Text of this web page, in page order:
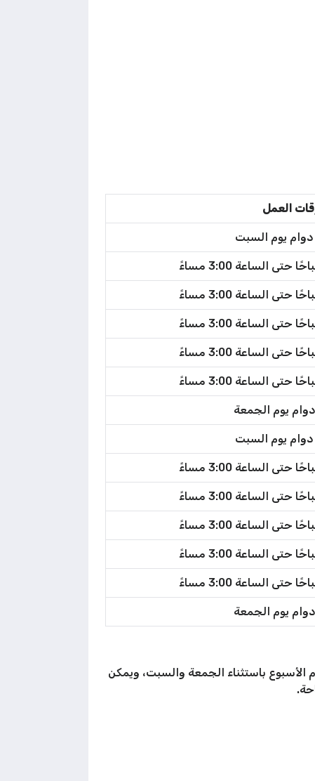
العمل
دوام يوم السبت
يوم الجمعة
دوام يوم السبت
يوم الجمعة
في مصر من الساعة 9:00 صباحًا وحتى الساعة 3:00 مساءً طيلة أيام الأسبوع باستثناء الجمعة والسبت، ويمكن